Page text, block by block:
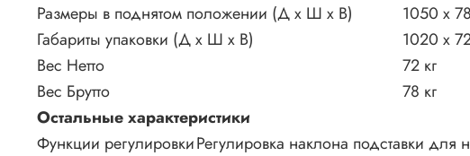
Размеры в поднятом положении (Д х Ш х В)
1050 x
Габариты упаковки (Д х Ш х В)
1020 x
Вес Нетто
72 кг
Вес Брутто
78 кг
Остальные характеристики
Функции регулировкиРегулировка наклона подставки для